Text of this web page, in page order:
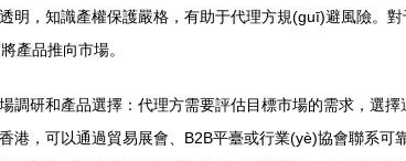
，知識產權保護嚴格，有助于代理方規(guī)避風險。
產品推向市場。
調研和產品選擇：代理方需要評估目標市場的需求，選
港，可以通過貿易展會、B2B平臺或行業(yè)協會聯系